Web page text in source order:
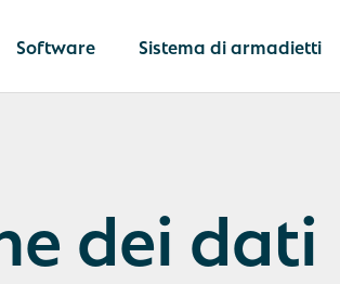
postale
di documenti e
Software Sistema di armadietti
dei dati